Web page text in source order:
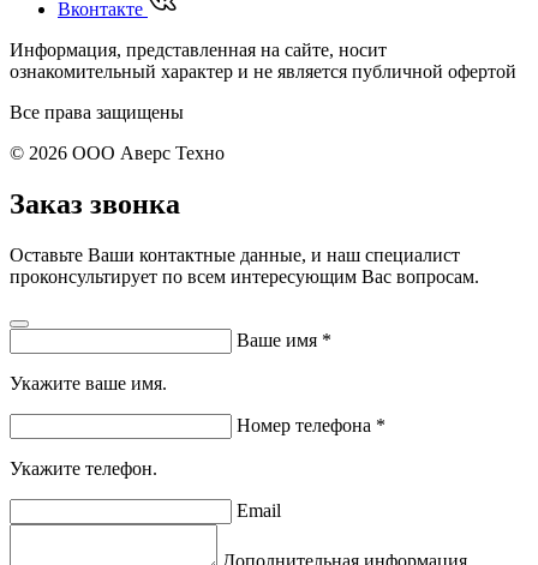
Вконтакте
Информация, представленная на сайте, носит
ознакомительный характер и не является публичной офертой
Все права защищены
© 2026 ООО Аверс Техно
Заказ звонка
Оставьте Ваши контактные данные, и наш специалист
проконсультирует по всем интересующим Вас вопросам.
Ваше имя *
Укажите ваше имя.
Номер телефона *
Укажите телефон.
Email
Дополнительная информация